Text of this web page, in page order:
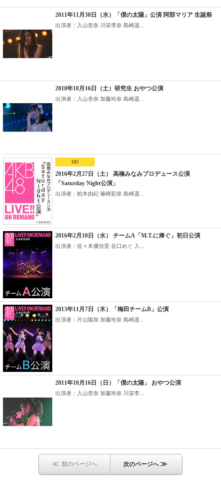
2011年11月30日（水）「僕の太陽」公演 阿部マリア 生誕祭
出演者：入山杏奈 川栄李奈 島崎遥...
2010年10月16日（土）研究生 おやつ公演
出演者：入山杏奈 加藤玲奈 島崎遥...
HD
2016年2月27日（土） 高橋みなみプロデュース公演
「Saturday Night公演」
出演者：柏木由紀 篠崎彩奈 島崎遥...
2016年2月10日（水） チームA「M.T.に捧ぐ」初日公演
出演者：佐々木優佳里 谷口めぐ 入...
2013年11月7日（木）「梅田チームB」公演
出演者：片山陽加 加藤玲奈 島崎遥...
2011年10月16日（日）「僕の太陽」 おやつ公演
出演者：入山杏奈 加藤玲奈 川栄李...
≪ 前のページへ 次のページへ≫